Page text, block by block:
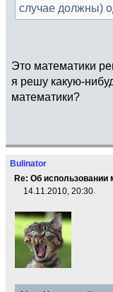
случае должны)
Это математики
я решу какую-
математики?
Bulinator
Re: Об использовании
14.11.2010, 20:30